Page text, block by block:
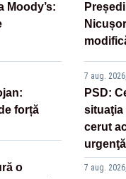
Moody’s:
forță
o
7 aug.
PSD:
situaţia
cerut
urgenţă
7 aug.